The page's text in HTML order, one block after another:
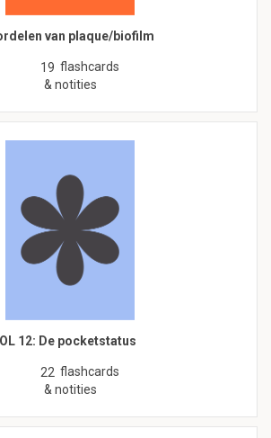
van plaque/biofilm
19 flashcards
& notities
12: De pocketstatus
22 flashcards
& notities